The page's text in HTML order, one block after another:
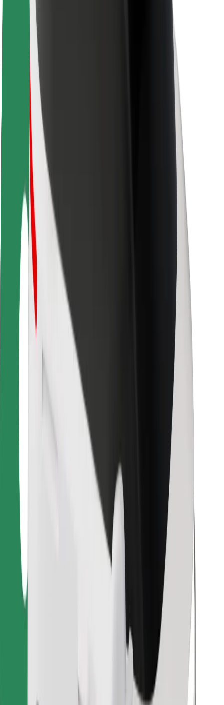
Byer
Flyplasser
Bolt-ladestasjoner
Brukerstøtte
For passasjerer
For sjåfører
For leveringsbud
Bolt Food
For flåteeiere
For restauranter
Bolt for Business
Annet
Leverandører
Vilkår og betingelser
Informasjonskapsler
Få en tur på minutter!
Last ned Bolt-appen
Finn yndlingsmaten din!
Last ned Bolt Food-appen